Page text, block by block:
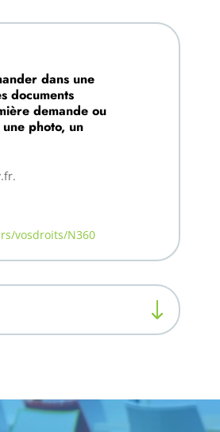
dans une
documents
demande ou
photo, un
vosdroits/N360